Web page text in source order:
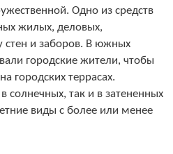
Одно из средств
жилых, деловых,
стен и заборов. В южных
городские жители, чтобы
городских террасах.
так и в затененных
виды с более или менее